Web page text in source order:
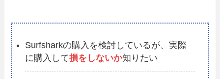
Surfsharkの購入を検討しているが、実際
に購入して損をしないか知りたい